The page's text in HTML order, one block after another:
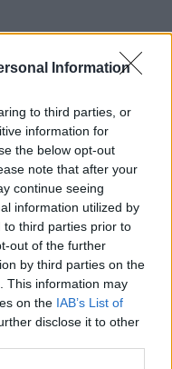
Information
to third parties, or
information for
the below opt-out
note that after your
continue seeing
information utilized by
to third parties prior to
out of the further
by third parties on the
This information may
on the IAB’s List of
disclose it to other